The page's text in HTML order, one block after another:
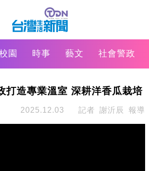
園 時事 藝文 社會警政
打造專業溫室 深耕洋香瓜栽培
2025.12.03 記者 謝沂辰 報導